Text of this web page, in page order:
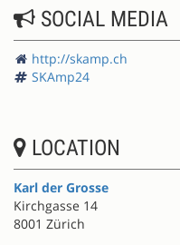
SOCIAL MEDIA
http://skamp.ch
SKAmp24
LOCATION
Karl der Grosse
Kirchgasse 14
8001 Zürich